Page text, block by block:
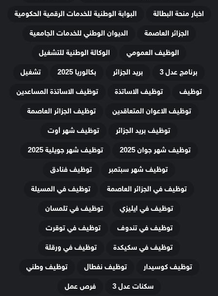
اخبار منحة البطالة
البوابة الوطنية للخدمات الرقمية الحكومية
الجزائر العاصمة
الديوان الوطني للخدمات الجامعية
الوظيف العمومي
الوكالة الوطنية للتشغيل
برنامج عدل 3
بريد الجزائر بكالوريا 2025
تشغيل
توظيف
توظيف الاساتذة
توظيف الاساتذة المساعدين
توظيف الاعوان المتعاقدين
توظيف الجزائر العاصمة
توظيف بريد الجزائر
توظيف شهر أوت
توظيف شهر جوان 2025
توظيف شهر جويلية 2025
توظيف شهر سبتمبر
توظيف فنادق
توظيف في الجزائر العاصمة
توظيف في المسيلة
توظيف في ايليزي
توظيف في تلمسان
توظيف في تندوف
توظيف في توقرت
توظيف في سكيكدة
توظيف في ورقلة
توظيف كوسيدار
توظيف نفطال
توظيف وطني
سكنات عدل 3
فرص عمل